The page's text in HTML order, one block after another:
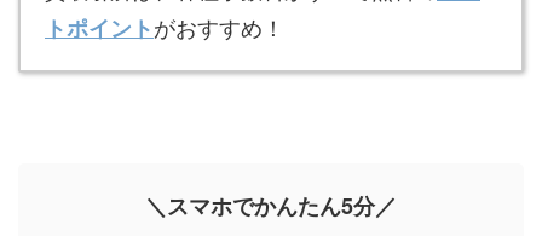
トポイントがおすすめ！
＼スマホでかんたん5分／